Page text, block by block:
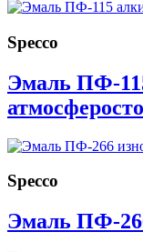
Specco
Эмаль ПФ-
Specco
Эмаль ПФ-